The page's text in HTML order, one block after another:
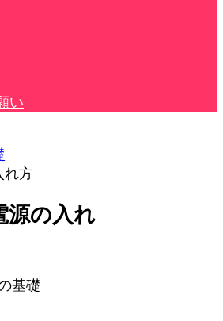
い
れ方
源の入れ
基礎